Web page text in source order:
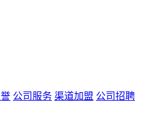
公司服务 渠道加盟 公司招聘